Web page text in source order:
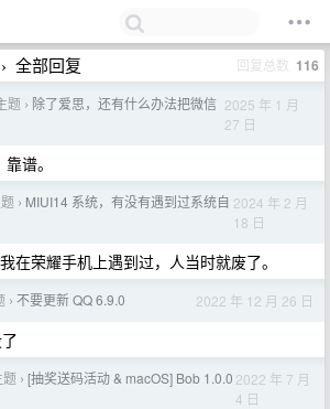
› 全部回复 回复总数 116
题 › 除了爱思，还有什么办法把微信 2025 年 1 月
27 日
谱。
› MIUI14 系统，有没有遇到过系统自 2024 年 2 月
18 日
在荣耀手机上遇到过，人当时就废了。
› 不要更新 QQ 6.9.0 2022 年 12 月 26 日
题 › [抽奖送码活动 & macOS] Bob 1.0.0 2022 年 7 月
4 日